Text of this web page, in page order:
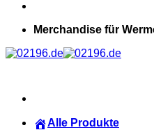
Merchandise für
Alle Produkte